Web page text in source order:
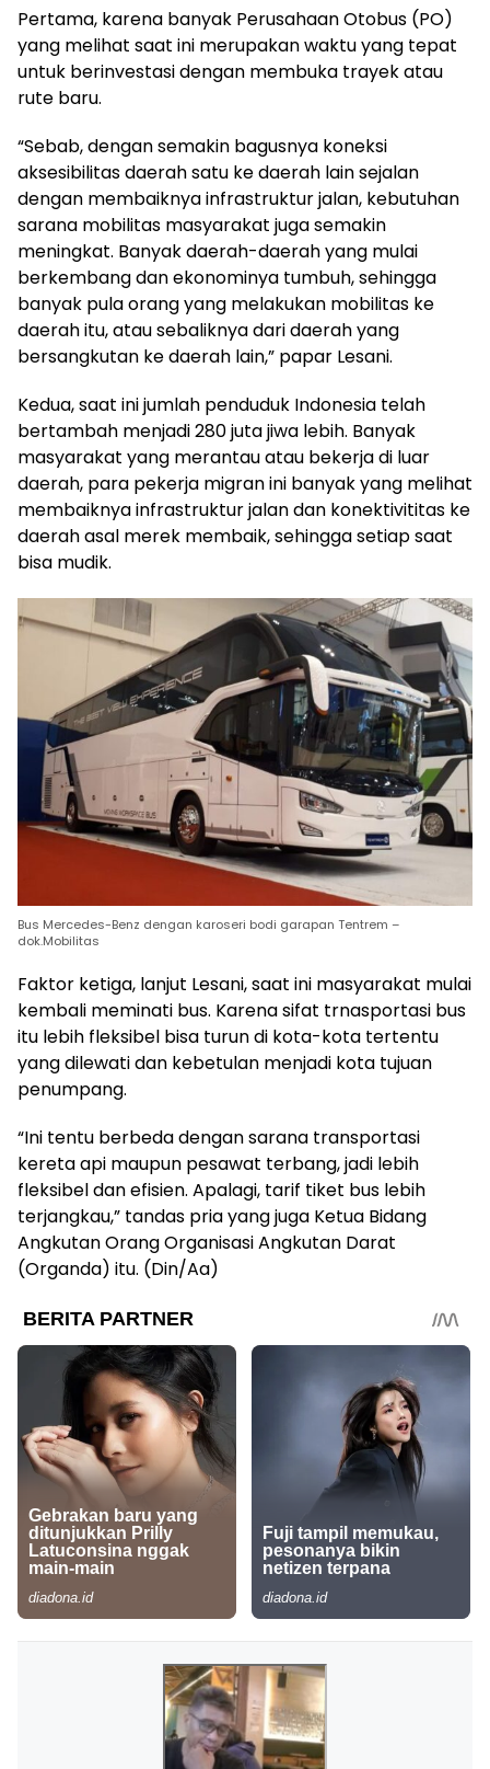
Pertama, karena banyak Perusahaan Otobus (PO)
yang melihat saat ini merupakan waktu yang tepat
untuk berinvestasi dengan membuka trayek atau
rute baru.
“Sebab, dengan semakin bagusnya koneksi
aksesibilitas daerah satu ke daerah lain sejalan
dengan membaiknya infrastruktur jalan, kebutuhan
sarana mobilitas masyarakat juga semakin
meningkat. Banyak daerah-daerah yang mulai
berkembang dan ekonominya tumbuh, sehingga
banyak pula orang yang melakukan mobilitas ke
daerah itu, atau sebaliknya dari daerah yang
bersangkutan ke daerah lain,” papar Lesani.
Kedua, saat ini jumlah penduduk Indonesia telah
bertambah menjadi 280 juta jiwa lebih. Banyak
masyarakat yang merantau atau bekerja di luar
daerah, para pekerja migran ini banyak yang melihat
membaiknya infrastruktur jalan dan konektivititas ke
daerah asal merek membaik, sehingga setiap saat
bisa mudik.
Bus Mercedes-Benz dengan karoseri bodi garapan Tentrem –
dok.Mobilitas
Faktor ketiga, lanjut Lesani, saat ini masyarakat mulai
kembali meminati bus. Karena sifat trnasportasi bus
itu lebih fleksibel bisa turun di kota-kota tertentu
yang dilewati dan kebetulan menjadi kota tujuan
penumpang.
“Ini tentu berbeda dengan sarana transportasi
kereta api maupun pesawat terbang, jadi lebih
fleksibel dan efisien. Apalagi, tarif tiket bus lebih
terjangkau,” tandas pria yang juga Ketua Bidang
Angkutan Orang Organisasi Angkutan Darat
(Organda) itu. (Din/Aa)